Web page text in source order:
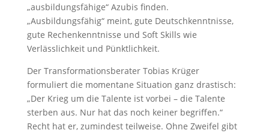
„ausbildungsfähige“ Azubis finden.
„Ausbildungsfähig“ meint, gute Deutschkenntnisse,
gute Rechenkenntnisse und Soft Skills wie
Verlässlichkeit und Pünktlichkeit.
Der Transformationsberater Tobias Krüger
formuliert die momentane Situation ganz drastisch:
„Der Krieg um die Talente ist vorbei – die Talente
sterben aus. Nur hat das noch keiner begriffen.“
Recht hat er, zumindest teilweise. Ohne Zweifel gibt